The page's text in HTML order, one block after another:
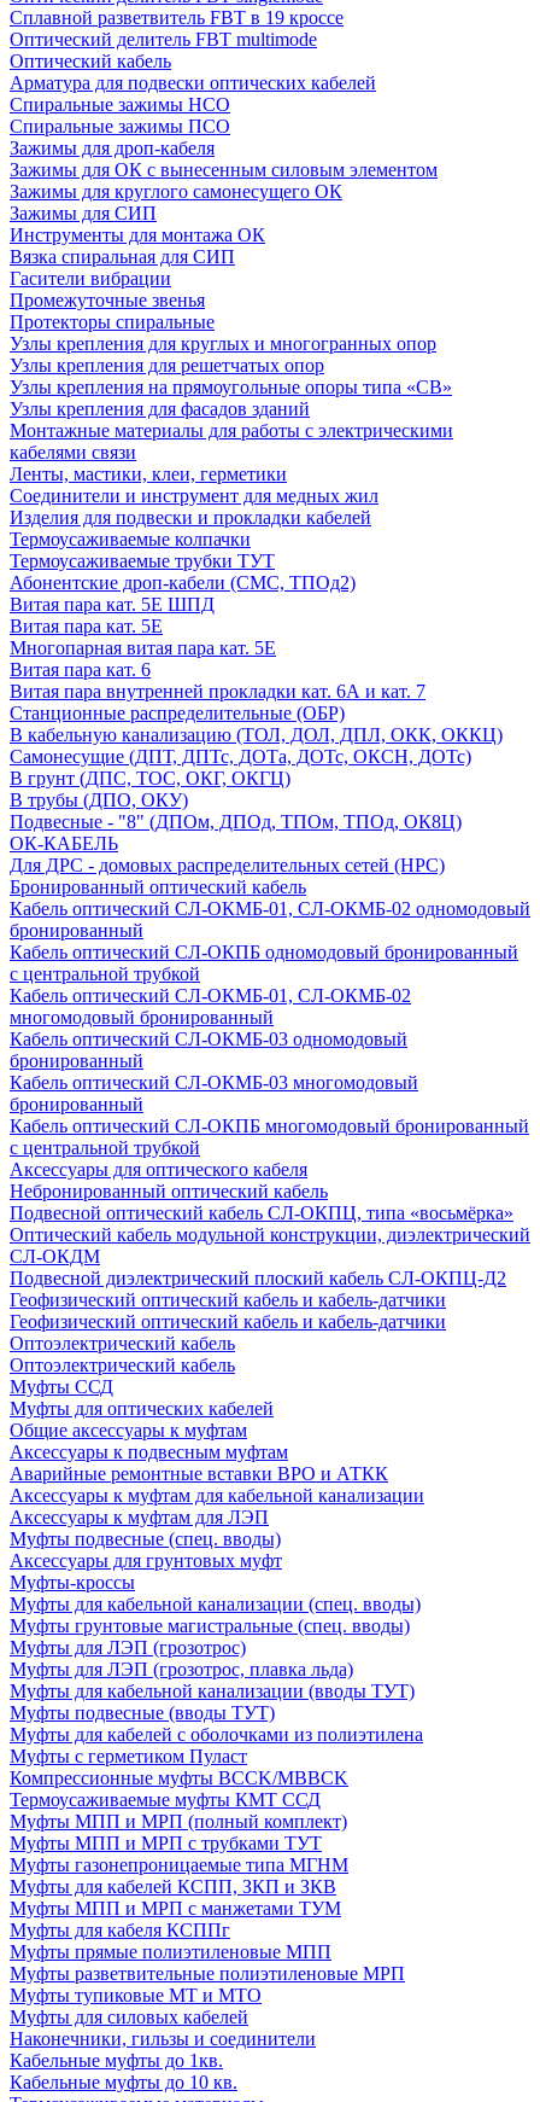
Сплавной разветвитель FBT в 19 кроссе
Оптический делитель FBT multimode
Оптический кабель
Арматура для подвески оптических кабелей
Спиральные зажимы НСО
Спиральные зажимы ПСО
Зажимы для дроп-кабеля
Зажимы для ОК с вынесенным силовым элементом
Зажимы для круглого самонесущего ОК
Зажимы для СИП
Инструменты для монтажа ОК
Вязка спиральная для СИП
Гасители вибрации
Промежуточные звенья
Протекторы спиральные
Узлы крепления для круглых и многогранных опор
Узлы крепления для решетчатых опор
Узлы крепления на прямоугольные опоры типа «СВ»
Узлы крепления для фасадов зданий
Монтажные материалы для работы с электрическими
кабелями связи
Ленты, мастики, клеи, герметики
Соединители и инструмент для медных жил
Изделия для подвески и прокладки кабелей
Термоусаживаемые колпачки
Термоусаживаемые трубки ТУТ
Абонентские дроп-кабели (СМС, ТПОд2)
Витая пара кат. 5Е ШПД
Витая пара кат. 5Е
Многопарная витая пара кат. 5E
Витая пара кат. 6
Витая пара внутренней прокладки кат. 6А и кат. 7
Станционные распределительные (ОБР)
В кабельную канализацию (ТОЛ, ДОЛ, ДПЛ, ОКК, ОККЦ)
Самонесущие (ДПТ, ДПТс, ДОТа, ДОТс, ОКСН, ДОТс)
В грунт (ДПС, ТОС, ОКГ, ОКГЦ)
В трубы (ДПО, ОКУ)
Подвесные - "8" (ДПОм, ДПОд, ТПОм, ТПОд, ОК8Ц)
ОК-КАБЕЛЬ
Для ДРС - домовых распределительных сетей (НРС)
Бронированный оптический кабель
Кабель оптический СЛ-ОКМБ-01, СЛ-ОКМБ-02 одномодовый
бронированный
Кабель оптический СЛ-ОКПБ одномодовый бронированный
с центральной трубкой
Кабель оптический СЛ-ОКМБ-01, СЛ-ОКМБ-02
многомодовый бронированный
Кабель оптический СЛ-ОКМБ-03 одномодовый
бронированный
Кабель оптический СЛ-ОКМБ-03 многомодовый
бронированный
Кабель оптический СЛ-ОКПБ многомодовый бронированный
с центральной трубкой
Аксессуары для оптического кабеля
Небронированный оптический кабель
Подвесной оптический кабель СЛ-ОКПЦ, типа «восьмёрка»
Оптический кабель модульной конструкции, диэлектрический
СЛ-ОКДМ
Подвесной диэлектрический плоский кабель СЛ-ОКПЦ-Д2
Геофизический оптический кабель и кабель-датчики
Геофизический оптический кабель и кабель-датчики
Оптоэлектрический кабель
Оптоэлектрический кабель
Муфты ССД
Муфты для оптических кабелей
Общие аксессуары к муфтам
Аксессуары к подвесным муфтам
Аварийные ремонтные вставки ВРО и АТКК
Аксессуары к муфтам для кабельной канализации
Аксессуары к муфтам для ЛЭП
Муфты подвесные (спец. вводы)
Аксессуары для грунтовых муфт
Муфты-кроссы
Муфты для кабельной канализации (спец. вводы)
Муфты грунтовые магистральные (спец. вводы)
Муфты для ЛЭП (грозотрос)
Муфты для ЛЭП (грозотрос, плавка льда)
Муфты для кабельной канализации (вводы ТУТ)
Муфты подвесные (вводы ТУТ)
Муфты для кабелей с оболочками из полиэтилена
Муфты с герметиком Пуласт
Компрессионные муфты BCCK/MBBCK
Термоусаживаемые муфты КМТ ССД
Муфты МПП и МРП (полный комплект)
Муфты МПП и МРП с трубками ТУТ
Муфты газонепроницаемые типа МГНМ
Муфты для кабелей КСПП, ЗКП и ЗКВ
Муфты МПП и МРП с манжетами ТУМ
Муфты для кабеля КСППг
Муфты прямые полиэтиленовые МПП
Муфты разветвительные полиэтиленовые МРП
Муфты тупиковые МТ и МТО
Муфты для силовых кабелей
Наконечники, гильзы и соединители
Кабельные муфты до 1кв.
Кабельные муфты до 10 кв.